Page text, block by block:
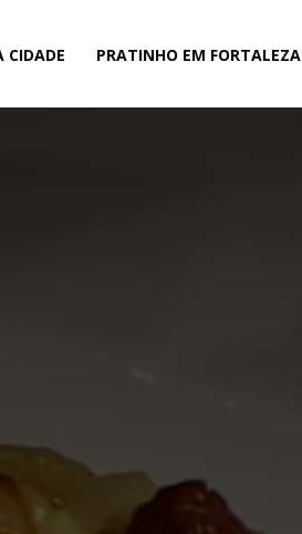
CIDADE PRATINHO EM FORTALEZA